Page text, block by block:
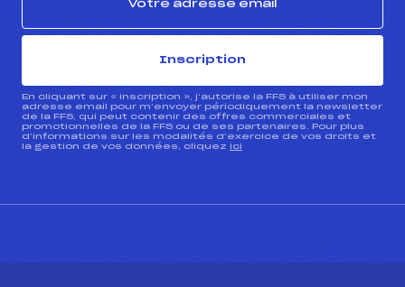
Inscription
En cliquant sur « inscription », j’autorise la FFS à utiliser mon
adresse email pour m’envoyer périodiquement la newsletter
de la FFS, qui peut contenir des offres commerciales et
promotionnelles de la FFS ou de ses partenaires. Pour plus
d’informations sur les modalités d’exercice de vos droits et
la gestion de vos données, cliquez ici